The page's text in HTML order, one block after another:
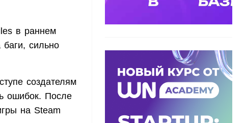
в раннем
сильно
создателям
ошибок. После
на Steam